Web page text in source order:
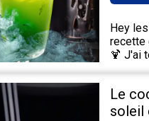
Hey
recette
🍹 J'ai
Le
soleil